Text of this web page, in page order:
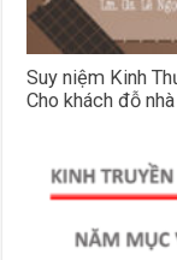
Suy niệm Kinh
Cho khách đỗ nhà